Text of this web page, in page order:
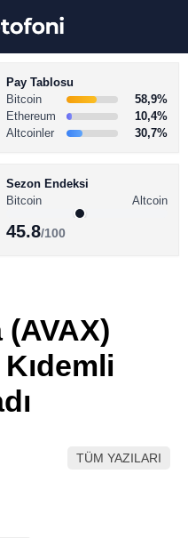
Youtube
TikTok
Pay Tablosu
Bitcoin
58,9%
Ethereum
10,4%
Altcoinler
30,7%
Sezon Endeksi
Bitcoin
Altcoin
45.8/100
(AVAX)
TÜM YAZILARI